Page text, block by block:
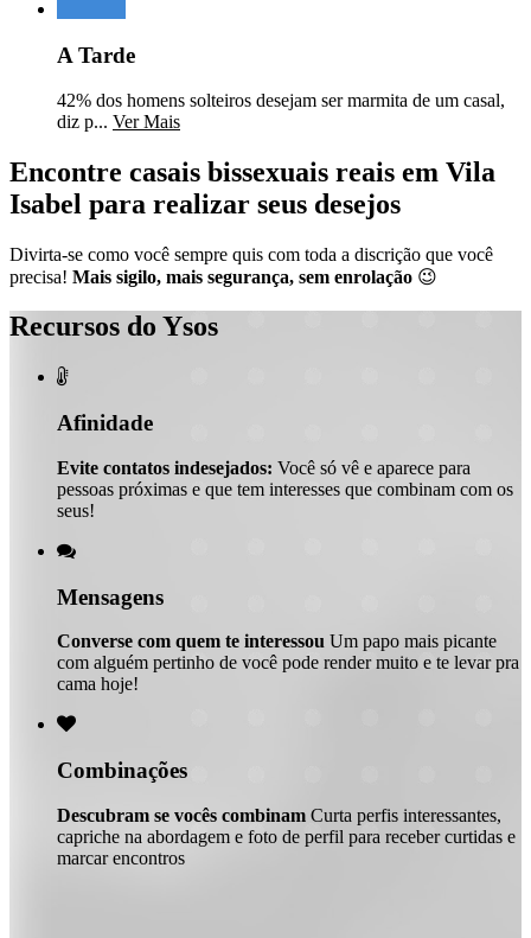
A Tarde
42% dos homens solteiros desejam ser marmita de um casal,
diz p... Ver Mais
Encontre casais bissexuais reais em Vila
Isabel para realizar seus desejos
Divirta-se como você sempre quis com toda a discrição que você
precisa! Mais sigilo, mais segurança, sem enrolação 😉
Recursos do Ysos

Afinidade
Evite contatos indesejados: Você só vê e aparece para
pessoas próximas e que tem interesses que combinam com os
seus!

Mensagens
Converse com quem te interessou Um papo mais picante
com alguém pertinho de você pode render muito e te levar pra
cama hoje!

Combinações
Descubram se vocês combinam Curta perfis interessantes,
capriche na abordagem e foto de perfil para receber curtidas e
marcar encontros